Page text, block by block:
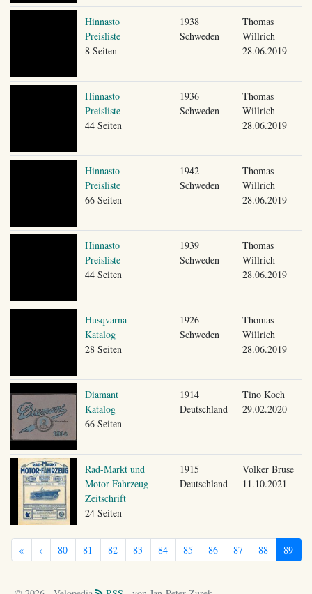
Hinnasto
Preisliste
8 Seiten
1938
Schweden
Thomas
Willrich
28.06.2019
Hinnasto
Preisliste
44 Seiten
1936
Schweden
Thomas
Willrich
28.06.2019
Hinnasto
Preisliste
66 Seiten
1942
Schweden
Thomas
Willrich
28.06.2019
Hinnasto
Preisliste
44 Seiten
1939
Schweden
Thomas
Willrich
28.06.2019
Husqvarna
Katalog
28 Seiten
1926
Schweden
Thomas
Willrich
28.06.2019
Diamant
Katalog
66 Seiten
1914
Deutschland
Tino Koch
29.02.2020
Rad-Markt und
Motor-Fahrzeug
Zeitschrift
24 Seiten
1915
Deutschland
Volker Bruse
11.10.2021
« ‹ 80 81 82 83 84 85 86 87 88 89